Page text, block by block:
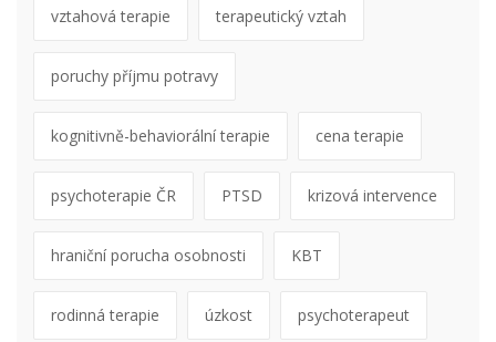
vztahová terapie terapeutický vztah
poruchy příjmu potravy
kognitivně-behaviorální terapie cena terapie
psychoterapie ČR PTSD krizová intervence
hraniční porucha osobnosti KBT
rodinná terapie úzkost psychoterapeut